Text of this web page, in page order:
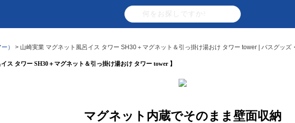
） 山崎実業 マグネット風呂イス タワー SH30＋マグネット＆引っ掛け湯おけ タワー tower | バスグッズ
ス タワー SH30＋マグネット＆引っ掛け湯おけ タワー tower 】
マグネット内蔵でそのまま壁面収納